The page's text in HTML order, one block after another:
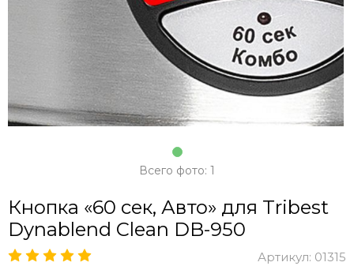
Всего фото: 1
Кнопка «60 сек, Авто» для Tribest
Dynablend Clean DB-950
Артикул: 01315